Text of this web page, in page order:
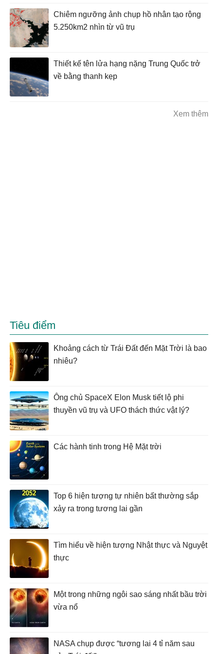
Chiêm ngưỡng ảnh chụp hồ nhân tạo rộng
5.250km2 nhìn từ vũ trụ
Thiết kế tên lửa hạng nặng Trung Quốc trở
về bằng thanh kẹp
Xem thêm
Tiêu điểm
Khoảng cách từ Trái Đất đến Mặt Trời là bao
nhiêu?
Ông chủ SpaceX Elon Musk tiết lộ phi
thuyền vũ trụ và UFO thách thức vật lý?
Các hành tinh trong Hệ Mặt trời
Top 6 hiện tượng tự nhiên bất thường sắp
xảy ra trong tương lai gần
Tìm hiểu về hiện tượng Nhật thực và Nguyệt
thực
Một trong những ngôi sao sáng nhất bầu trời
vừa nổ
NASA chụp được “tương lai 4 tỉ năm sau